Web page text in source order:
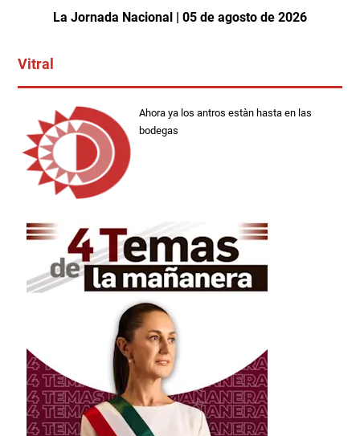
La Jornada Nacional | 05 de agosto de 2026
Vitral
Ahora ya los antros estàn hasta en las
bodegas